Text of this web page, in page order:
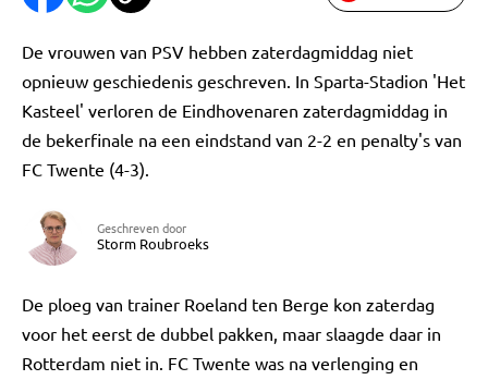
De vrouwen van PSV hebben zaterdagmiddag niet
opnieuw geschiedenis geschreven. In Sparta-Stadion 'Het
Kasteel' verloren de Eindhovenaren zaterdagmiddag in
de bekerfinale na een eindstand van 2-2 en penalty's van
FC Twente (4-3).
Geschreven door
Storm Roubroeks
De ploeg van trainer Roeland ten Berge kon zaterdag
voor het eerst de dubbel pakken, maar slaagde daar in
Rotterdam niet in. FC Twente was na verlenging en